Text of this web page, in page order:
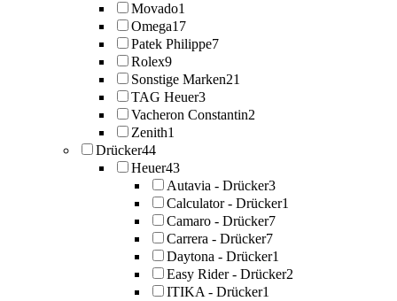
Movado1
Omega17
Patek Philippe7
Rolex9
Sonstige Marken21
TAG Heuer3
Vacheron Constantin2
Zenith1
Drücker44
Heuer43
Autavia - Drücker3
Calculator - Drücker1
Camaro - Drücker7
Carrera - Drücker7
Daytona - Drücker1
Easy Rider - Drücker2
ITIKA - Drücker1